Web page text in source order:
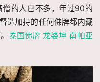
的人已不多，年过90的
造加持的任何佛牌都内藏
泰国佛牌 龙婆坤 南帕亚